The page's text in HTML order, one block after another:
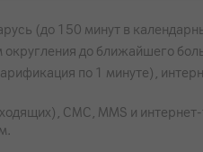
(до 150 минут в
округления до ближайшего
по 1 минуте),
СМС, MMS и